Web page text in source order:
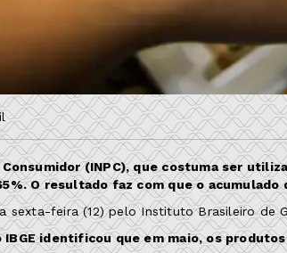
(INPC), que costuma ser
O resultado faz com que o acumulado
sexta-feira (12) pelo Instituto Brasileiro de
identificou que em maio, os